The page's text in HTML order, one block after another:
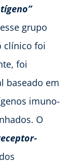
grupo
clínico foi
foi
baseado em
imuno-
O